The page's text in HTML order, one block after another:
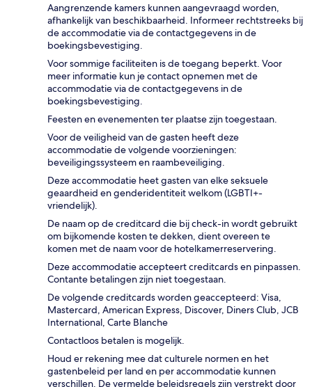
Aangrenzende kamers kunnen aangevraagd worden,
afhankelijk van beschikbaarheid. Informeer rechtstreeks bij
de accommodatie via de contactgegevens in de
boekingsbevestiging.
Voor sommige faciliteiten is de toegang beperkt. Voor
meer informatie kun je contact opnemen met de
accommodatie via de contactgegevens in de
boekingsbevestiging.
Feesten en evenementen ter plaatse zijn toegestaan.
Voor de veiligheid van de gasten heeft deze
accommodatie de volgende voorzieningen:
beveiligingssysteem en raambeveiliging.
Deze accommodatie heet gasten van elke seksuele
geaardheid en genderidentiteit welkom (LGBTI+-
vriendelijk).
De naam op de creditcard die bij check-in wordt gebruikt
om bijkomende kosten te dekken, dient overeen te
komen met de naam voor de hotelkamerreservering.
Deze accommodatie accepteert creditcards en pinpassen.
Contante betalingen zijn niet toegestaan.
De volgende creditcards worden geaccepteerd: Visa,
Mastercard, American Express, Discover, Diners Club, JCB
International, Carte Blanche
Contactloos betalen is mogelijk.
Houd er rekening mee dat culturele normen en het
gastenbeleid per land en per accommodatie kunnen
verschillen. De vermelde beleidsregels zijn verstrekt door